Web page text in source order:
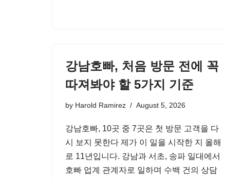
강남호빠, 처음 방문 전에 꼭
따져봐야 할 5가지 기준
by Harold Ramirez August 5, 2026
강남호빠, 10곳 중 7곳은 첫 방문 고객을 다
시 보지 못한다 제가 이 일을 시작한 지 올해
로 11년입니다. 강남과 서초, 송파 일대에서
호빠 업계 관계자로 일하며 수백 건의 상담